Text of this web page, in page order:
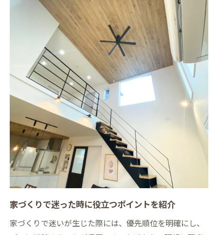
家づくりで迷った時に役立つポイントを紹介
家づくりで迷いが生じた際には、優先順位を明確にし、